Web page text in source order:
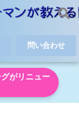
問い合わせ
がリニュー